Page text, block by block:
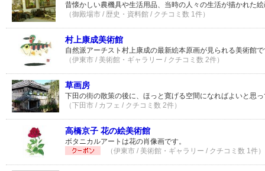
昔懐かしい農機具や生活用品、当時の人々の生活が描かれた
（御殿場市 / 歴史・資料館 / クチコミ数 1件）
村上康成美術館
自然派アーチスト村上康成の最新絵本原画が見られる美術館
（伊東市 / 美術館・ギャラリー / クチコミ数 2件）
草画房
下田の街の散策の後に、ほっと寛げる空間になればよいと思
（下田市 / カフェ / クチコミ数 2件）
高橋京子 花の絵美術館
ボタニカルアートは花の肖像画です。
（伊東市 / 美術館・ギャラリー / クチコミ数 1件）